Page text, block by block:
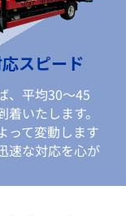
スピード
、平均30〜45
いたします。
って変動します
速な対応を心が